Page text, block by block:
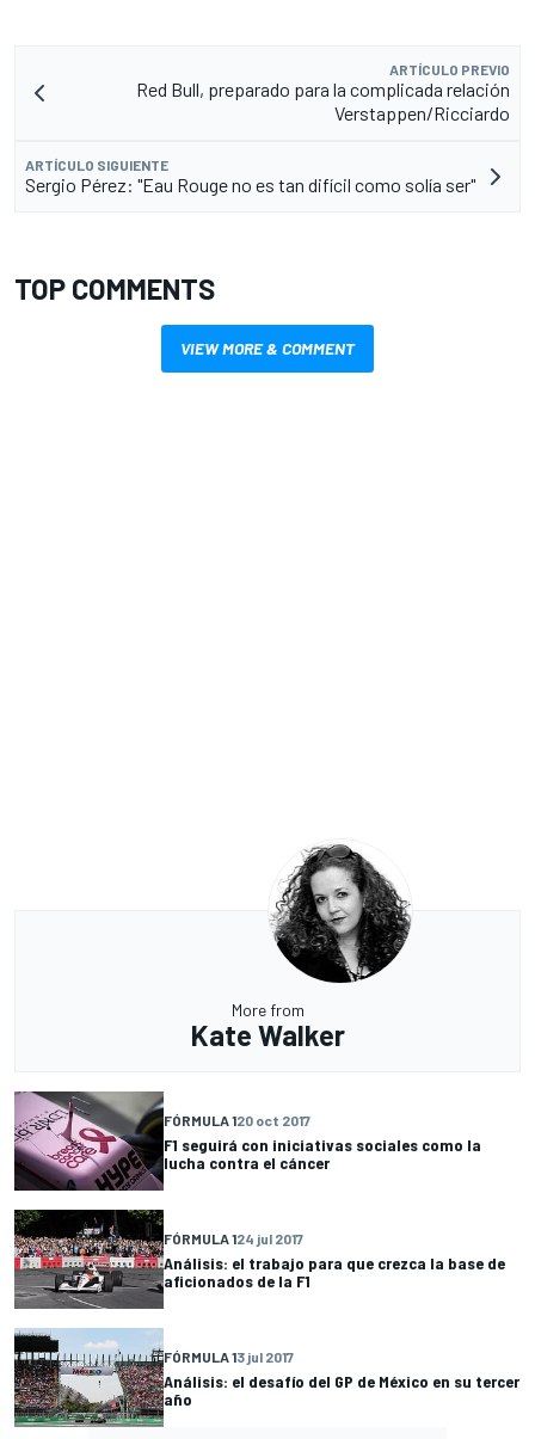
ARTÍCULO PREVIO
Red Bull, preparado para la complicada relación
Verstappen/Ricciardo
ARTÍCULO SIGUIENTE
Sergio Pérez: "Eau Rouge no es tan difícil como solía ser"
TOP COMMENTS
VIEW MORE & COMMENT
More from
Kate Walker
FÓRMULA 120 oct 2017
F1 seguirá con iniciativas sociales como la
lucha contra el cáncer
FÓRMULA 124 jul 2017
Análisis: el trabajo para que crezca la base de
aficionados de la F1
FÓRMULA 13 jul 2017
Análisis: el desafío del GP de México en su tercer
año